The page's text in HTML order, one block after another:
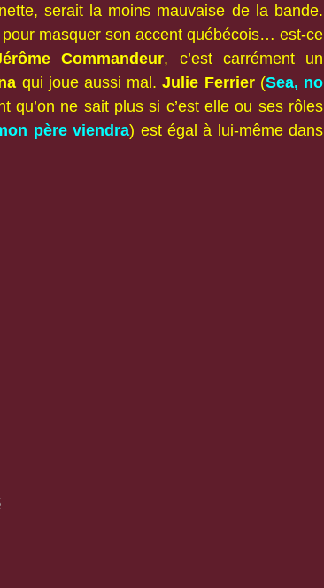
serait la moins mauvaise de la bande.
masquer son accent québécois… est-ce
Commandeur, c’est carrément un
qui joue aussi mal.Julie Ferrier(Sea, no
qu’on ne sait plus si c’est elle ou ses rôles
père viendra) est égal à lui-même dans